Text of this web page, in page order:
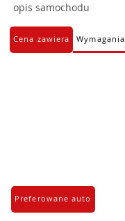
opis samochodu
Cena zawiera Wymagania
Preferowane auto